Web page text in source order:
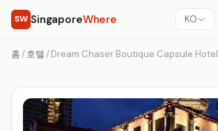
SW SingaporeWhere KO
홈 /호텔 /Dream Chaser Boutique Capsule Hotel